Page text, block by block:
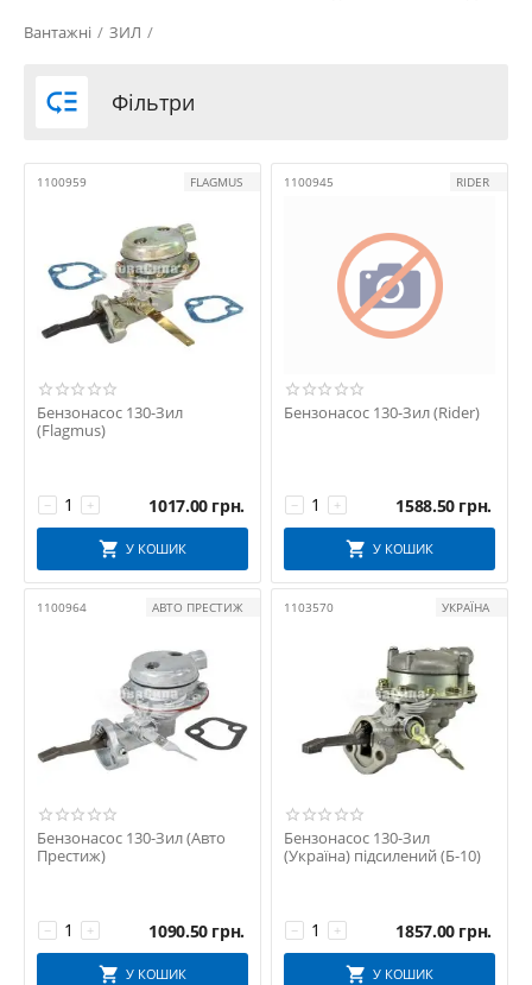
ІРАН
АВТО-СОЮЗ
Автоглушитель
Автомат ПАО
Автоприбор "Владимир"
Альбион-Авто
АМО ЗИЛ
БАТЭ
БЗА
БРТ
ВИРООКА
ВОЛЖСКИЙ СТАНДАРТ
ВРТ
Дорожня Карта
ЗПС "ТАМБОВ"
КМЗ
КНР
ЛЕБЕДИН
ЛЬВІВ
МИКРОН
Вантажні / ЗИЛ /
 Фільтри
1100959 FLAGMUS
Бензонасос 130-Зил
(Flagmus)
+
− 1017.00 грн.
У КОШИК
1100945 RIDER
Бензонасос 130-Зил (Rider)
+
− 1588.50 грн.
У КОШИК
1100964 АВТО ПРЕСТИЖ
Бензонасос 130-Зил (Авто
Престиж)
+
− 1090.50 грн.
У КОШИК
1103570 УКРАЇНА
Бензонасос 130-Зил
(Україна) підсилений (Б-10)
+
− 1857.00 грн.
У КОШИК